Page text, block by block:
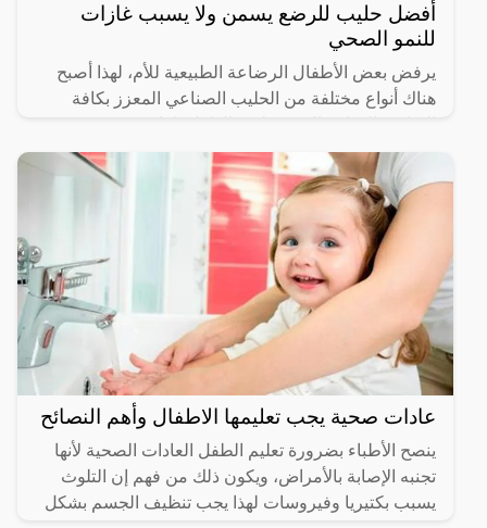
أفضل حليب للرضع يسمن ولا يسبب غازات
للنمو الصحي
يرفض بعض الأطفال الرضاعة الطبيعية للأم، لهذا أصبح
هناك أنواع مختلفة من الحليب الصناعي المعزز بكافة
أفضل حليب
عادات صحية يجب تعليمها الاطفال وأهم النصائح
ينصح الأطباء بضرورة تعليم الطفل العادات الصحية لأنها
تجنبه الإصابة بالأمراض، ويكون ذلك من فهم إن التلوث
يسبب بكتيريا وفيروسات لهذا يجب تنظيف الجسم بشكل